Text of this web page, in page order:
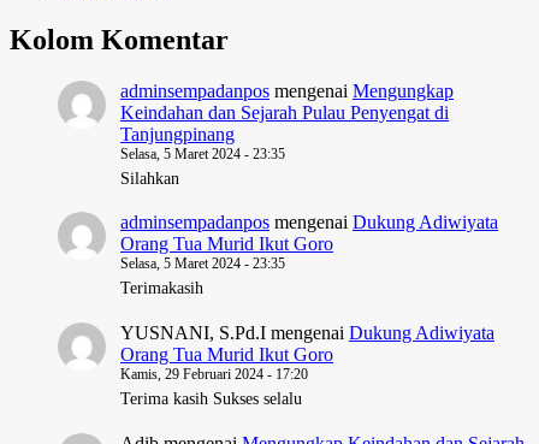
Kolom Komentar
adminsempadanpos mengenai Mengungkap
Keindahan dan Sejarah Pulau Penyengat di
Tanjungpinang
Selasa, 5 Maret 2024 - 23:35
Silahkan
adminsempadanpos mengenai Dukung Adiwiyata
Orang Tua Murid Ikut Goro
Selasa, 5 Maret 2024 - 23:35
Terimakasih
YUSNANI, S.Pd.I mengenai Dukung Adiwiyata
Orang Tua Murid Ikut Goro
Kamis, 29 Februari 2024 - 17:20
Terima kasih Sukses selalu